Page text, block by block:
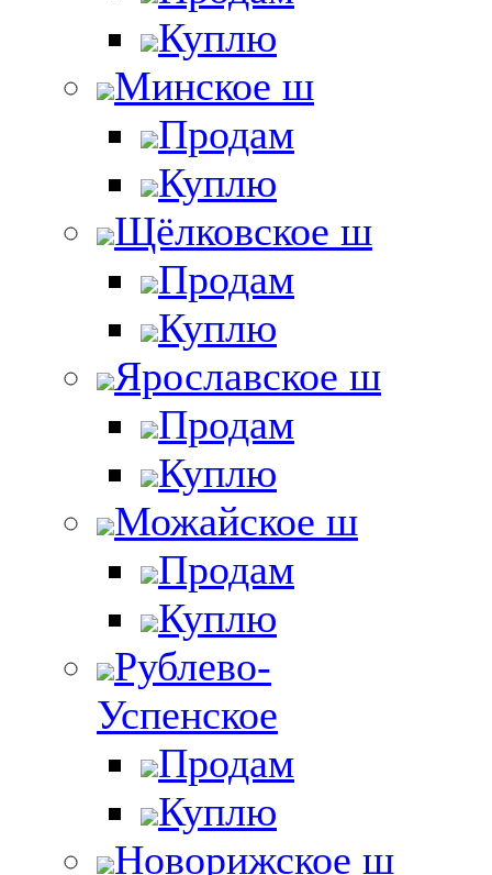
Куплю
Минское ш
Продам
Куплю
Щёлковское ш
Продам
Куплю
Ярославское ш
Продам
Куплю
Можайское ш
Продам
Куплю
Рублево-
Успенское
Продам
Куплю
Новорижское ш